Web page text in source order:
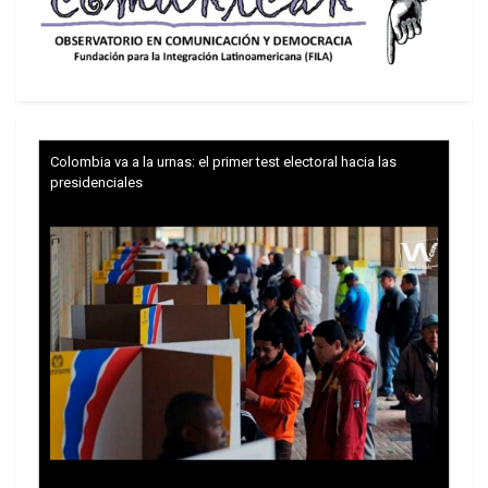
(rescate), al 12 por ciento. “Cuando España entró
en un proceso de rescate, los bancos recibieron
provocó un aumento de la inestabilidad española.
El
crimen de la socialdemocracia (continuado por el
Colombia va a la urnas: el primer test electoral hacia las
presidenciales